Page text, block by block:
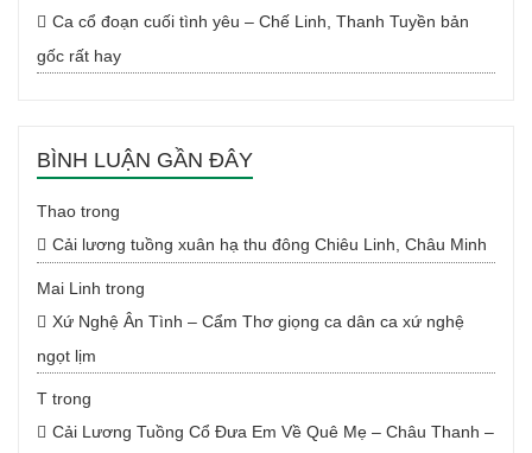
Ca cổ đoạn cuối tình yêu – Chế Linh, Thanh Tuyền bản
gốc rất hay
BÌNH LUẬN GẦN ĐÂY
Thao trong
Cải lương tuồng xuân hạ thu đông Chiêu Linh, Châu Minh
Mai Linh trong
Xứ Nghệ Ân Tình – Cẩm Thơ giọng ca dân ca xứ nghệ
ngọt lịm
T trong
Cải Lương Tuồng Cổ Đưa Em Về Quê Mẹ – Châu Thanh –